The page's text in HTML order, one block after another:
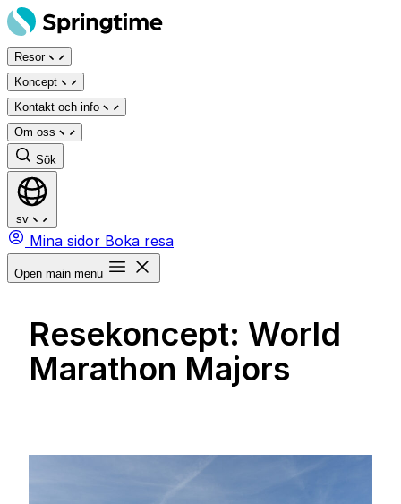
Hoppa
till
innehåll
Resor
Koncept
Kontakt och info
Om oss
Sök
sv
Mina sidor Boka resa
Open main menu
Resekoncept: World
Marathon Majors